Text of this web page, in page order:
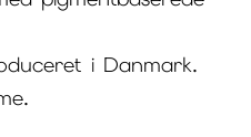
i Danmark.